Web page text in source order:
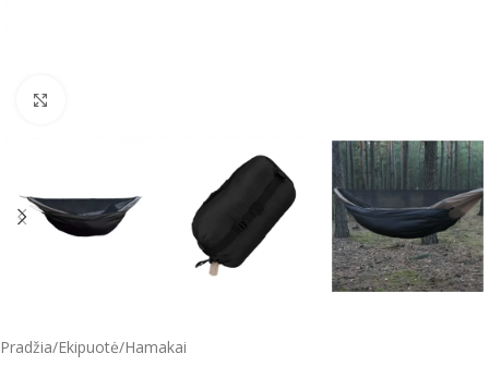
Pradžia/Ekipuotė/Hamakai